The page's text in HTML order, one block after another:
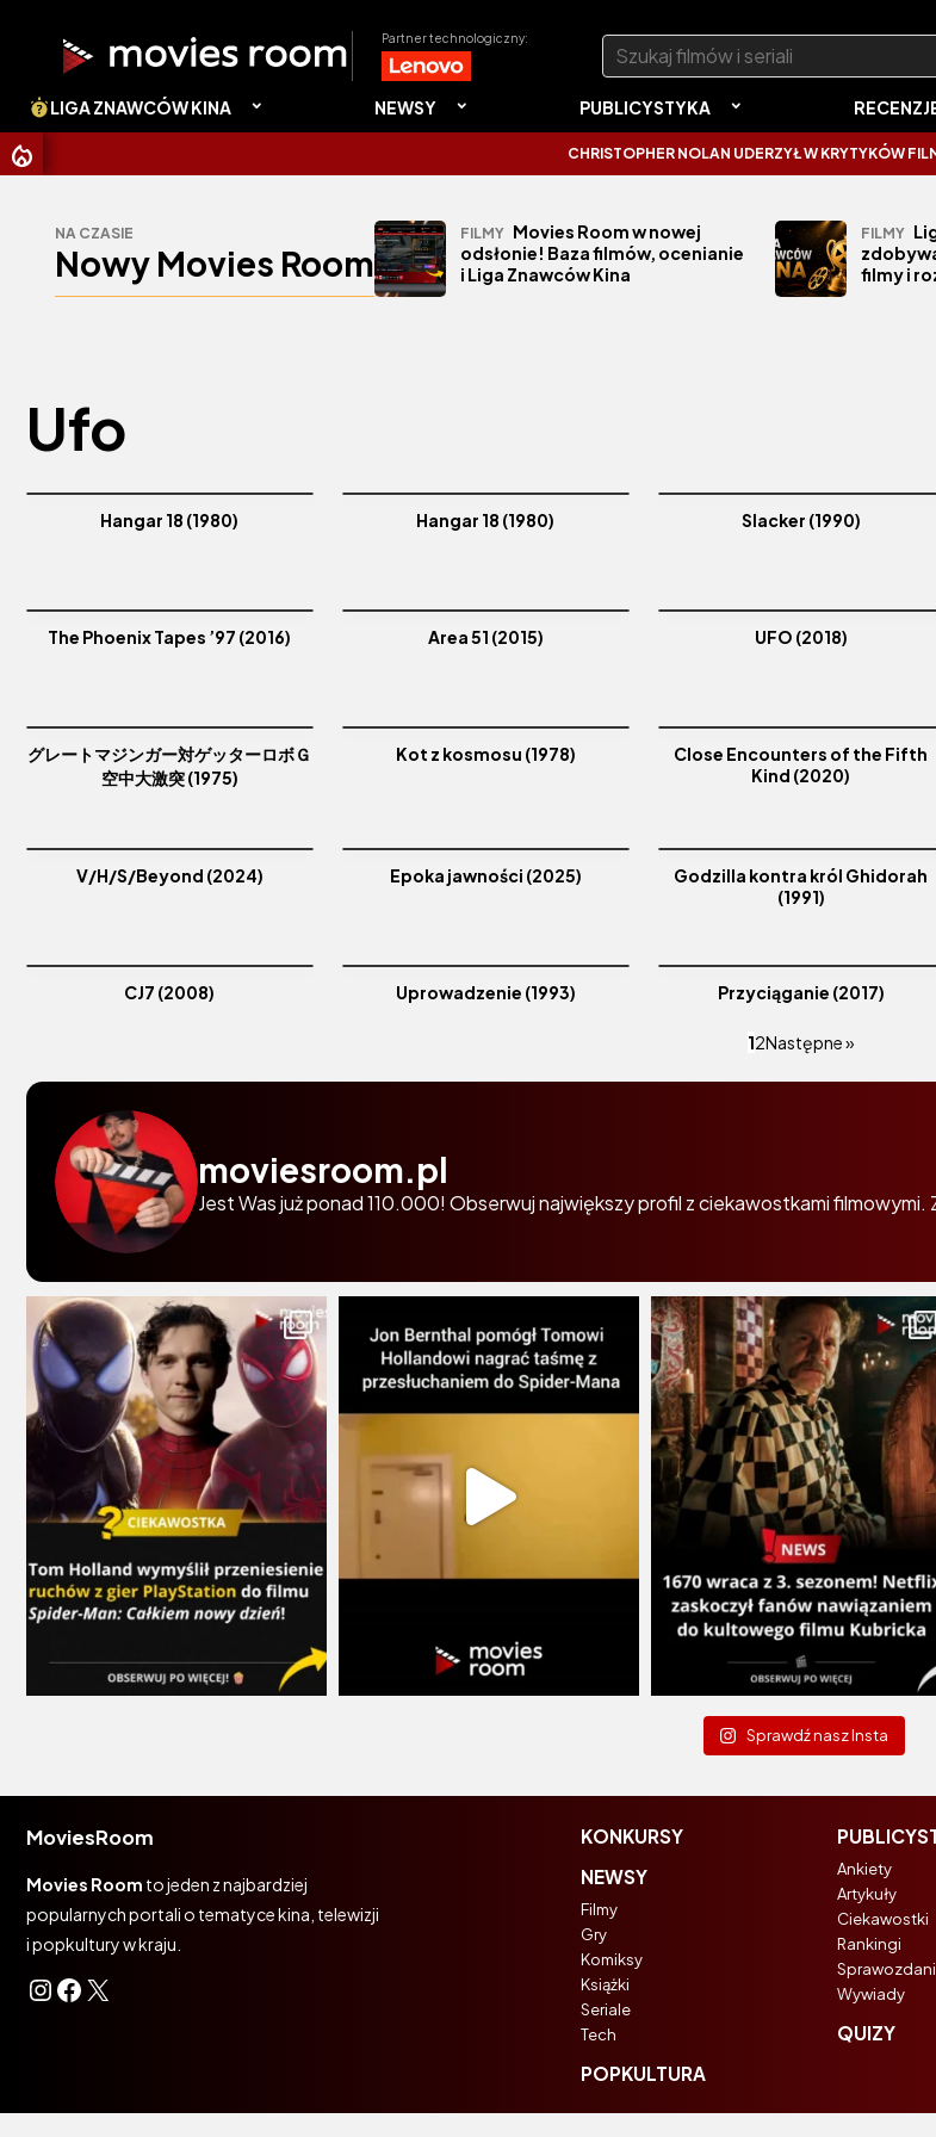
Partner technologiczny: Szukaj:
LIGA ZNAWCÓW KINA NEWSY PUBLICYSTYKA
CHRISTOPHER NOLAN UDERZYŁ W KRYTYKÓW
NA CZASIE
Nowy Movies Room
FILMY Movies Room w nowej
odsłonie! Baza filmów, ocenianie
i Liga Znawców Kina
FILMY
filmy i
Ufo
Hangar 18 (1980) Hangar 18 (1980) Slacker (1990)
The Phoenix Tapes ’97 (2016) Area 51 (2015) UFO (2018)
グレートマジンガー対ゲッターロボＧ
空中大激突 (1975)
Kot z kosmosu (1978)
Close Encounters of the Fifth
Kind (2020)
V/H/S/Beyond (2024) Epoka jawności (2025)
Godzilla kontra król Ghidorah
(1991)
CJ7 (2008) Uprowadzenie (1993) Przyciąganie (2017)
12Następne »
moviesroom.pl
Jest Was już ponad 110.000! Obserwuj największy profil z ciekawostkami filmowymi.
Sprawdź nasz Insta
MoviesRoom
Movies Room to jeden z najbardziej
popularnych portali o tematyce kina, telewizji
i popkultury w kraju.
Instagram
Facebook
X
KONKURSY
NEWSY
Filmy
Gry
Komiksy
Książki
Seriale
Tech
POPKULTURA
Ankiety
Artykuły
Ciekawostki
Rankingi
Wywiady
QUIZY